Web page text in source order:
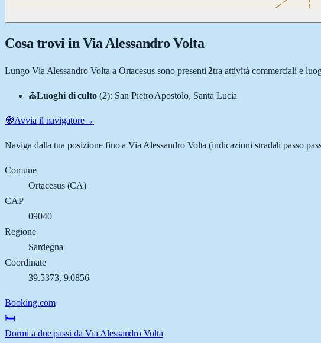
Cosa trovi in Via Alessandro Volta
Lungo Via Alessandro Volta a Ortacesus sono presenti 2tra attività commerciali e
⛪Luoghi di culto (2): San Pietro Apostolo, Santa Lucia
🧭Avvia il navigatore→
Naviga dalla tua posizione fino aVia Alessandro Volta (indicazioni stradali passo
Comune
Ortacesus(CA)
CAP
09040
Regione
Sardegna
Coordinate
39.5373, 9.0856
Booking.com
🛏️
Dormi a due passi da Via Alessandro Volta